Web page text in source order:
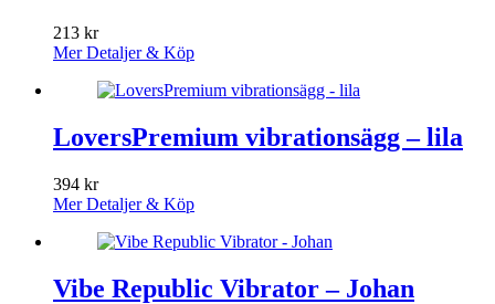
213 kr
Mer Detaljer & Köp
LoversPremium vibrationsägg – lila
394 kr
Mer Detaljer & Köp
Vibe Republic Vibrator – Johan